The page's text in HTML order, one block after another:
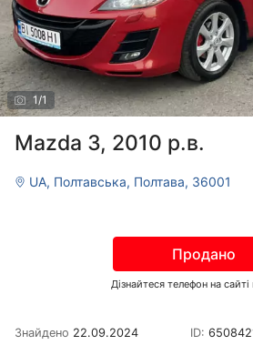
1 /1
Mazda 3, 2010 р.в.
UA, Полтавська, Полтава, 36001
Продано
Дізнайтеся телефон на
Знайдено 22.09.2024 ID: